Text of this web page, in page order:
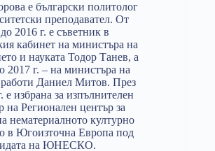
е български политолог
преподавател. От
2016 г. е съветник в
кабинет на министъра на
и науката Тодор Танев, а
2017 г. – на министъра на
Даниел Митов. През
е избрана за изпълнителен
на Регионален център за
нематериалното културно
в Югоизточна Европа под
на ЮНЕСКО.